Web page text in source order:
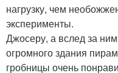
нагрузку, чем
эксперименты.
Джосеру, а вслед за
огромного здания
гробницы очень